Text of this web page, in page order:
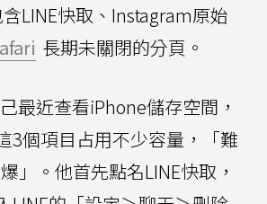
含LINE快取、Instagram原始
長期未關閉的分頁。
最近查看iPhone儲存空間，
3個項目占用不少容量，「難
」。他首先點名LINE快取，